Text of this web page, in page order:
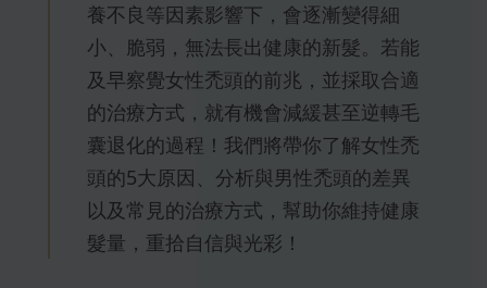
養不良等因素影響下，會逐漸變得細
小、脆弱，無法長出健康的新髮。若能
及早察覺女性禿頭的前兆，並採取合適
的治療方式，就有機會減緩甚至逆轉毛
囊退化的過程！我們將帶你了解女性禿
頭的5大原因、分析與男性禿頭的差異
以及常見的治療方式，幫助你維持健康
髮量，重拾自信與光彩！